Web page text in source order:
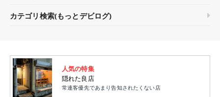
カテゴリ検索(もっとデビログ)
人気の特集
隠れた良店
常連客優先であまり告知されたくない店